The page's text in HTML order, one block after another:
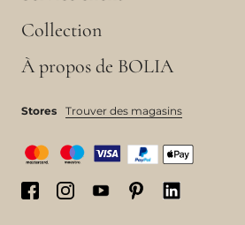
Collection
À propos de BOLIA
Stores Trouver des magasins